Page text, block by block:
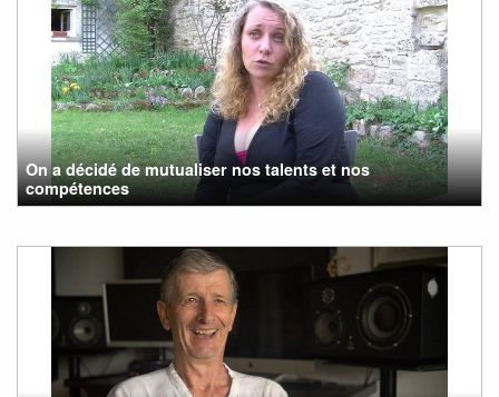
On a décidé de mutualiser nos talents et nos
compétences